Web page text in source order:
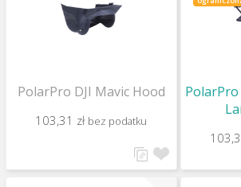
PolarPro DJI Mavic Hood
103,31 zł bez podatku
PolarPro